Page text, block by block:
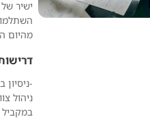
מהיום
-
ניהול
במקביל
מפרסם אנונימי